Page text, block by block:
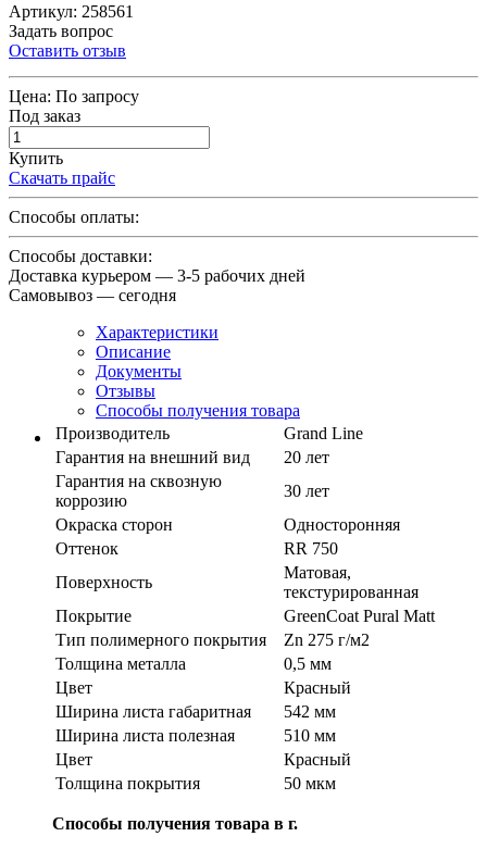
Артикул: 258561
Задать вопрос
Оставить отзыв
Цена: По запросу
Под заказ
Купить
Скачать прайс
Способы оплаты:
Способы доставки:
Доставка курьером — 3-5 рабочих дней
Самовывоз — сегодня
Характеристики
Описание
Документы
Отзывы
Способы получения товара
Производитель
Grand Line
Гарантия на внешний вид
20 лет
Гарантия на сквозную
коррозию
30 лет
Окраска сторон
Односторонняя
Оттенок
RR 750
Поверхность
Матовая,
текстурированная
Покрытие
GreenСoat Pural Matt
Тип полимерного покрытия
Zn 275 г/м2
Толщина металла
0,5 мм
Цвет
Красный
Ширина листа габаритная
542 мм
Ширина листа полезная
510 мм
Цвет
Красный
Толщина покрытия
50 мкм
Способы получения товара в г.